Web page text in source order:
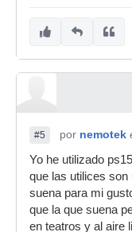
#5 por nemotek
Yo he utilizado
que las utilices
suena para mi
que la que suena
en teatros y al aire